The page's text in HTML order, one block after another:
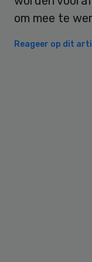
om mee te
Reageer op dit